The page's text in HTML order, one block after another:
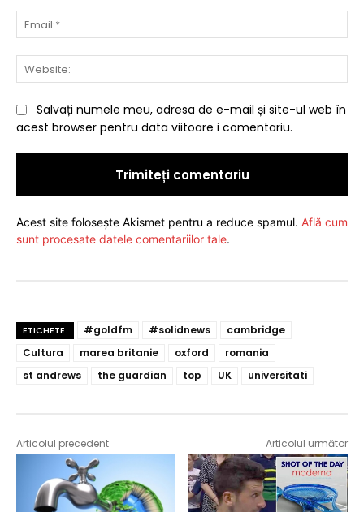
Salvați numele meu, adresa de e-mail și site-ul web în
acest browser pentru data viitoare i comentariu.
Acest site folosește Akismet pentru a reduce spamul. Află cum
sunt procesate datele comentariilor tale.
ETICHETE: #goldfm #solidnews
cambridge
Cultura
marea britanie oxford
romania
st andrews
the guardian top UK universitati
Articolul precedent Articolul următor